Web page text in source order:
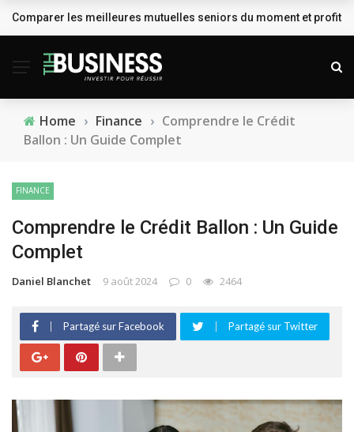
BREAKING NEWS
Comparer les meilleures mutuelles seniors du moment et
Home › Finance › Comprendre le Crédit
Ballon : Un Guide Complet
FINANCE
Comprendre le Crédit Ballon : Un Guide
Complet
Daniel Blanchet 9 août 2024 0 2464
Partagé sur Facebook Partagé sur Twitter